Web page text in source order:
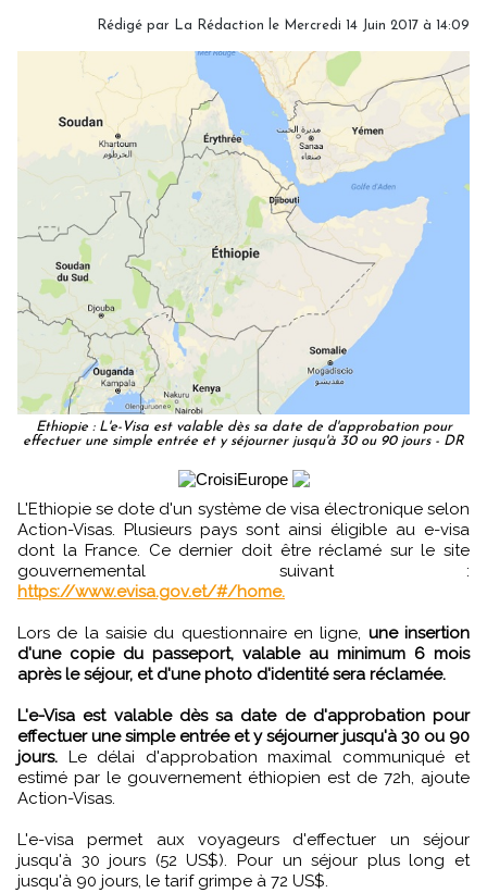
Rédigé par La Rédaction le Mercredi 14 Juin 2017 à 14:09
Ethiopie : L'e-Visa est valable dès sa date de d'approbation pour
effectuer une simple entrée et y séjourner jusqu'à 30 ou 90 jours - DR
L'Ethiopie se dote d'un système de visa électronique selon
Action-Visas. Plusieurs pays sont ainsi éligible au e-visa
dont la France. Ce dernier doit être réclamé sur le site
gouvernemental suivant :
https://www.evisa.gov.et/#/home.
Lors de la saisie du questionnaire en ligne, une insertion
d'une copie du passeport, valable au minimum 6 mois
après le séjour, et d'une photo d'identité sera réclamée.
L'e-Visa est valable dès sa date de d'approbation pour
effectuer une simple entrée et y séjourner jusqu'à 30 ou 90
jours.
Le délai d'approbation maximal communiqué et
estimé par le gouvernement éthiopien est de 72h, ajoute
Action-Visas.
L'e-visa permet aux voyageurs d'effectuer un séjour
jusqu'à 30 jours (52 US$). Pour un séjour plus long et
jusqu'à 90 jours, le tarif grimpe à 72 US$.